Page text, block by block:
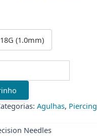
18G (1.0mm)
Agulhas, Piercing
Needles